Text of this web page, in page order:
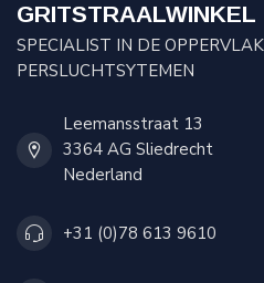
GRITSTRAALWINKEL
SPECIALIST IN DE
PERSLUCHTSYTEMEN
Leemansstraat 13
3364 AG Sliedrecht
Nederland
+31 (0)78 613 9610